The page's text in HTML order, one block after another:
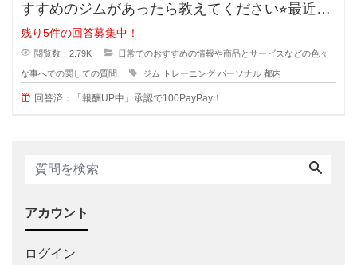
すすめのジムがあったら教えてください⭐︎最近は
ダイエットやボデ
残り5件の回答募集中！
閲覧数：2.79K 日常でのおすすめの情報や商品とサービスなどの色々
な事へでの関しての質問 ジム トレーニング パーソナル 都内
回答済：「報酬UP中」承認で100PayPay！
アカウント
ログイン